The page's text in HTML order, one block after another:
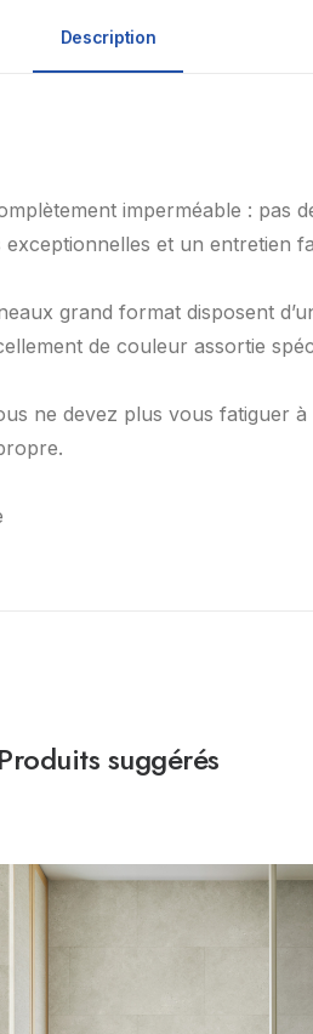
Description
imperméable : pas
et un entretien
grand format disposent
de couleur assortie
ne devez plus vous fatiguer
Produits suggérés